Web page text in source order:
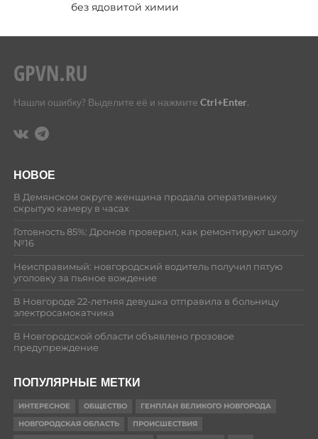
без ядовитой химии
Нашли ошибку? Выделите её и нажмите Ctrl+Enter.
НОВОЕ
В Демянском округе женщина продала оперативнику
скрытую камеру в часах
Готовность 85%: Дронов проверил, как ремонтируют школу
№16
Неисправимый: новгородский водитель получил пятую
уголовку за пьяное вождение
В Новгороде 22-летняя девушка отправила в больницу
электросамокатчика
В Новгородской области объявлено грозовое
предупреждение
ПОПУЛЯРНЫЕ МЕТКИ
ИНТЕРЕСНОЕ ОБЩЕСТВО
ГЕНПЛАН ВЕЛИКОГО НОВГОРОДА
НОВГОРОДСКАЯ ОБЛАСТЬ
ПРОИСШЕСТВИЯ